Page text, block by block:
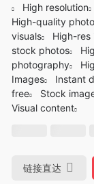
High resolution
High-quality
visuals
High-res
stock photos
photography
Images
Instant
free
Stock
Visual content
链接直达